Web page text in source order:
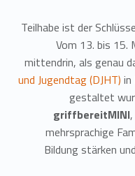
Teilhabe ist der
Vom 13. bis 15.
mittendrin, als genau
und Jugendtag (DJHT) in
gestaltet
griffbereitMINI,
mehrsprachige
Bildung stärken